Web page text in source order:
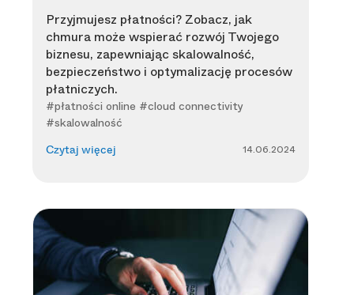
Przyjmujesz płatności? Zobacz, jak
chmura może wspierać rozwój Twojego
biznesu, zapewniając skalowalność,
bezpieczeństwo i optymalizację procesów
płatniczych.
#płatności online #cloud connectivity
#skalowalność
Czytaj więcej 14.06.2024